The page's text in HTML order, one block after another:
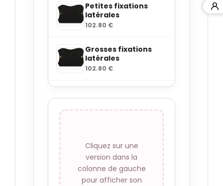
Petites fixations
latérales
102.80 €
Grosses fixations
latérales
102.80 €
angles
102.8 €
angles
102.80 €
Cliquez sur une
version dans la
colonne de gauche
pour afficher son